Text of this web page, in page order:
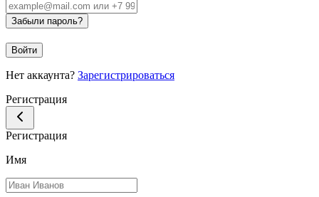
Забыли пароль?
Войти
Нет аккаунта? Зарегистрироваться
Регистрация
Регистрация
Имя